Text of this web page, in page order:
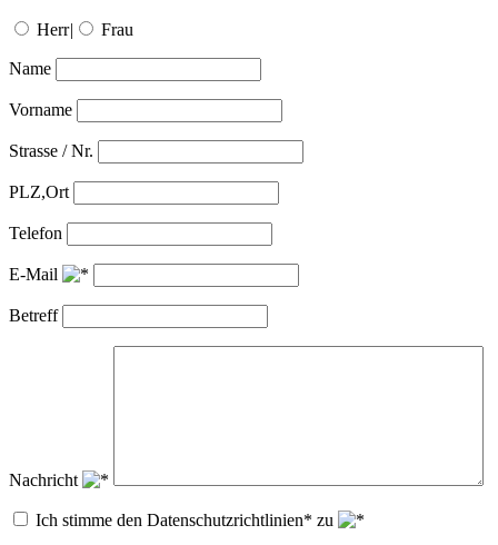
Herr| Frau
Name
Vorname
Strasse / Nr.
PLZ,Ort
Telefon
E-Mail
Betreff
Nachricht
Ich stimme den Datenschutzrichtlinien* zu